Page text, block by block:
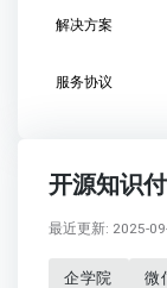
解决方案
服务协议
开源知识
最近更新: 2025-
企学院 微